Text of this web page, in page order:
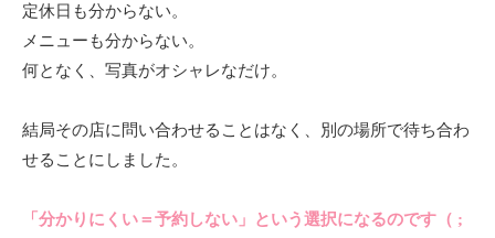
定休日も分からない。
メニューも分からない。
何となく、写真がオシャレなだけ。
結局その店に問い合わせることはなく、別の場所で待ち合わ
せることにしました。
「分かりにくい＝予約しない」という選択になるのです（ ;